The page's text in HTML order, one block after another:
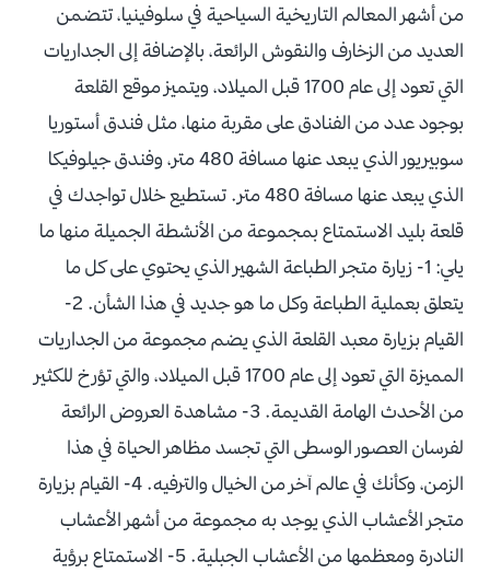
من أشهر المعالم التاريخية السياحية في سلوفينيا، تتضمن
العديد من الزخارف والنقوش الرائعة، بالإضافة إلى الجداريات
التي تعود إلى عام 1700 قبل الميلاد، ويتميز موقع القلعة
بوجود عدد من الفنادق على مقربة منها، مثل فندق أستوريا
سوبيريور الذي يبعد عنها مسافة 480 متر، وفندق جيلوفيكا
الذي يبعد عنها مسافة 480 متر. تستطيع خلال تواجدك في
قلعة بليد الاستمتاع بمجموعة من الأنشطة الجميلة منها ما
يلي: 1- زيارة متجر الطباعة الشهير الذي يحتوي على كل ما
يتعلق بعملية الطباعة وكل ما هو جديد في هذا الشأن. 2-
القيام بزيارة معبد القلعة الذي يضم مجموعة من الجداريات
المميزة التي تعود إلى عام 1700 قبل الميلاد، والتي تؤرخ للكثير
من الأحدث الهامة القديمة. 3- مشاهدة العروض الرائعة
لفرسان العصور الوسطى التي تجسد مظاهر الحياة في هذا
الزمن، وكأنك في عالم آخر من الخيال والترفيه. 4- القيام بزيارة
متجر الأعشاب الذي يوجد به مجموعة من أشهر الأعشاب
النادرة ومعظمها من الأعشاب الجبلية. 5- الاستمتاع برؤية